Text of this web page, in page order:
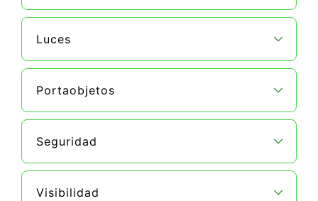
Luces
Portaobjetos
Seguridad
Visibilidad